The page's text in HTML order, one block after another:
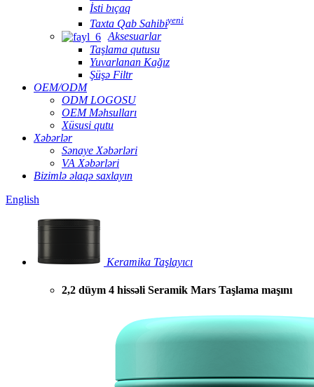
İsti bıçaq
Taxta Qab Sahibiyeni
Aksesuarlar
Taşlama qutusu
Yuvarlanan Kağız
Şüşə Filtr
OEM/ODM
ODM LOGOSU
OEM Məhsulları
Xüsusi qutu
Xəbərlər
Sənaye Xəbərləri
VA Xəbərləri
Bizimlə əlaqə saxlayın
English
Keramika Taşlayıcı
2,2 düym 4 hissəli Seramik Mars Taşlama maşını